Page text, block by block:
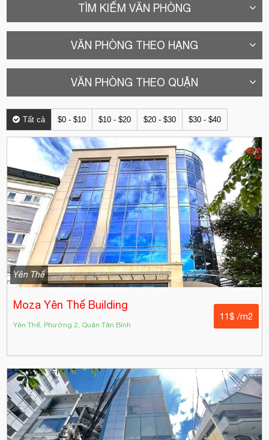
TÌM KIẾM VĂN PHÒNG
VĂN PHÒNG THEO HẠNG
VĂN PHÒNG THEO QUẬN
Tất cả $0 - $10 $10 - $20 $20 - $30 $30 - $40
Yên Thế
Moza Yên Thế Building
Yên Thế, Phường 2, Quận Tân Bình
11$ /m2